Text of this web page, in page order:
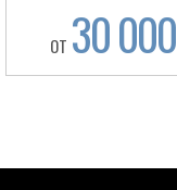
ОТ 30 000